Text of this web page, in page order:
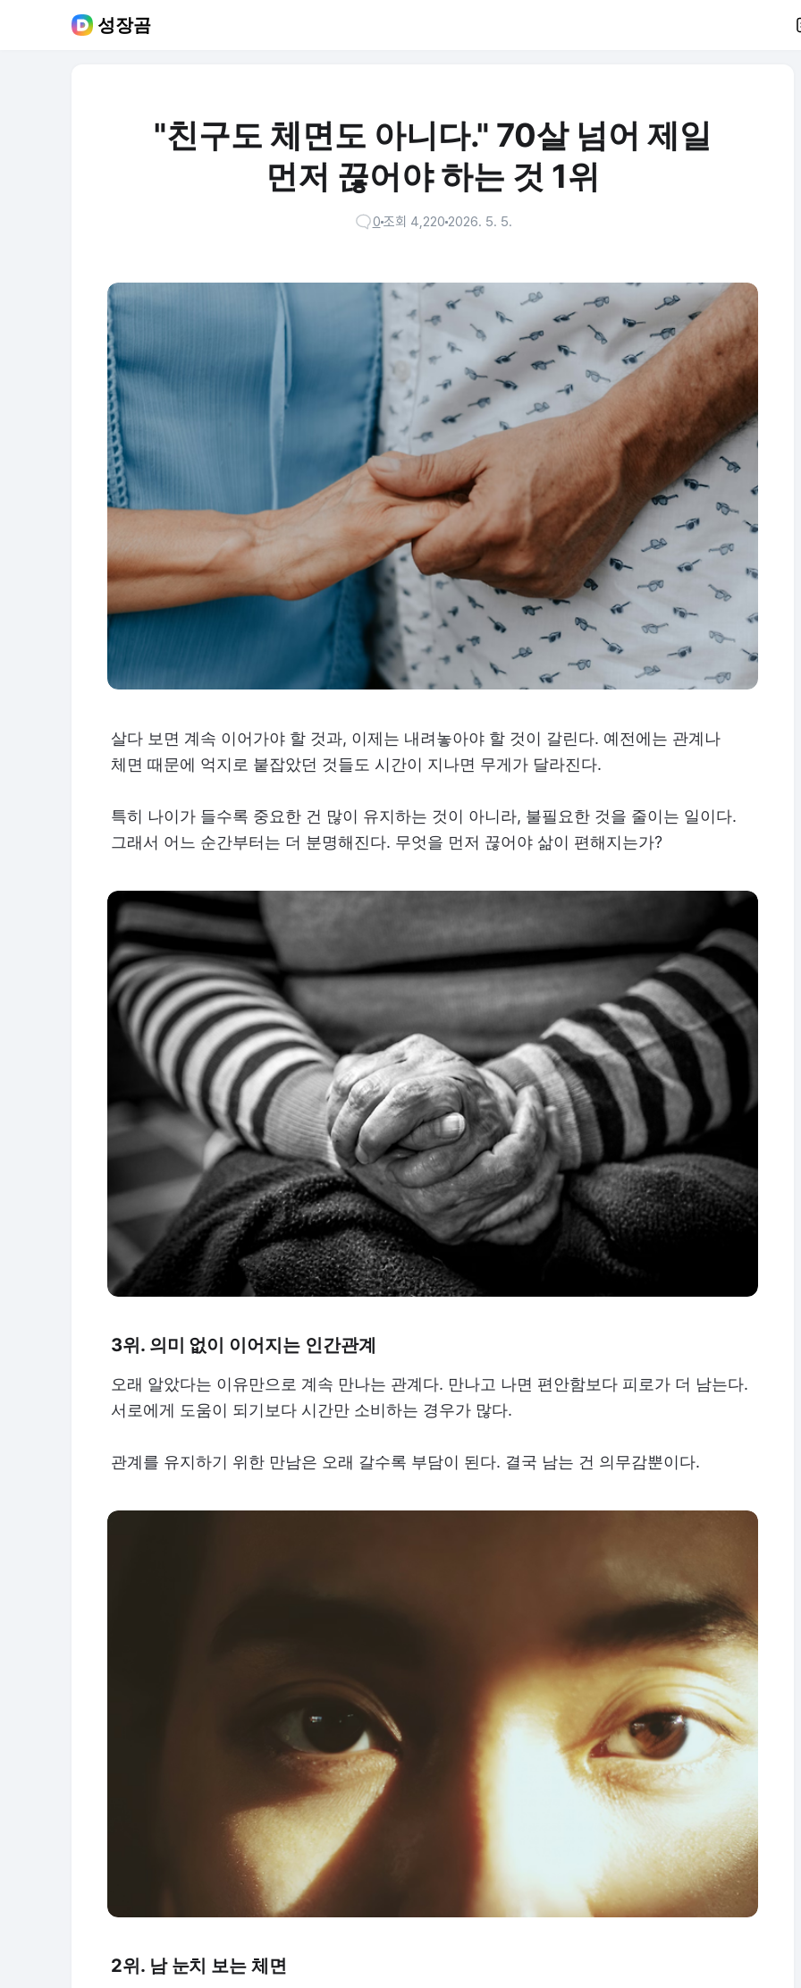
성장곰
"친구도 체면도 아니다." 70살 넘어 제일
먼저 끊어야 하는 것 1위
0조회 4,2202026. 5. 5.
살다 보면 계속 이어가야 할 것과, 이제는 내려놓아야 할 것이 갈린다. 예전에는 관계나
체면 때문에 억지로 붙잡았던 것들도 시간이 지나면 무게가 달라진다.
특히 나이가 들수록 중요한 건 많이 유지하는 것이 아니라, 불필요한 것을 줄이는 일이다.
그래서 어느 순간부터는 더 분명해진다. 무엇을 먼저 끊어야 삶이 편해지는가?
3위. 의미 없이 이어지는 인간관계
오래 알았다는 이유만으로 계속 만나는 관계다. 만나고 나면 편안함보다 피로가 더 남는다.
서로에게 도움이 되기보다 시간만 소비하는 경우가 많다.
관계를 유지하기 위한 만남은 오래 갈수록 부담이 된다. 결국 남는 건 의무감뿐이다.
2위. 남 눈치 보는 체면